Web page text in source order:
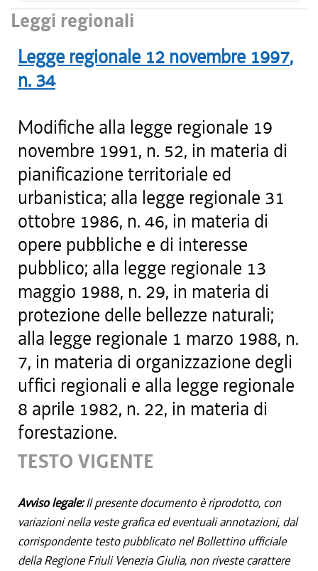
Leggi regionali
Legge regionale 12 novembre 1997,
n. 34
Modifiche alla legge regionale 19
novembre 1991, n. 52, in materia di
pianificazione territoriale ed
urbanistica; alla legge regionale 31
ottobre 1986, n. 46, in materia di
opere pubbliche e di interesse
pubblico; alla legge regionale 13
maggio 1988, n. 29, in materia di
protezione delle bellezze naturali;
alla legge regionale 1 marzo 1988, n.
7, in materia di organizzazione degli
uffici regionali e alla legge regionale
8 aprile 1982, n. 22, in materia di
forestazione.
TESTO VIGENTE
Avviso legale:Il presente documento è riprodotto, con
variazioni nella veste grafica ed eventuali annotazioni, dal
corrispondente testo pubblicato nel Bollettino ufficiale
della Regione Friuli Venezia Giulia, non riveste carattere